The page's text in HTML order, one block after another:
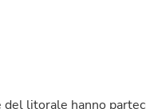
litorale hanno